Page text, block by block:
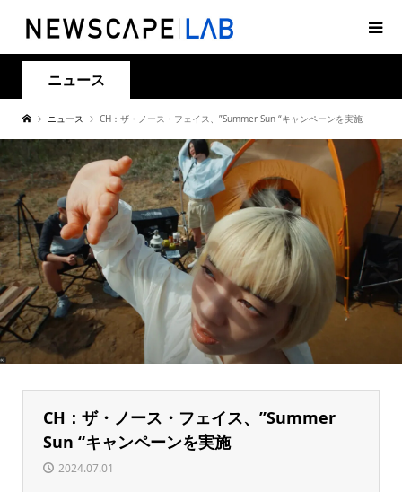
ニュース
ニュース CH：ザ・ノース・フェイス、”Summer Sun “キャンペーンを実施
CH：ザ・ノース・フェイス、”Summer
Sun “キャンペーンを実施
2024.07.01